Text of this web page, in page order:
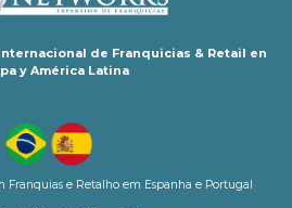
de Franquicias & Retail en
y América Latina
e Retalho em Espanha e Portugal